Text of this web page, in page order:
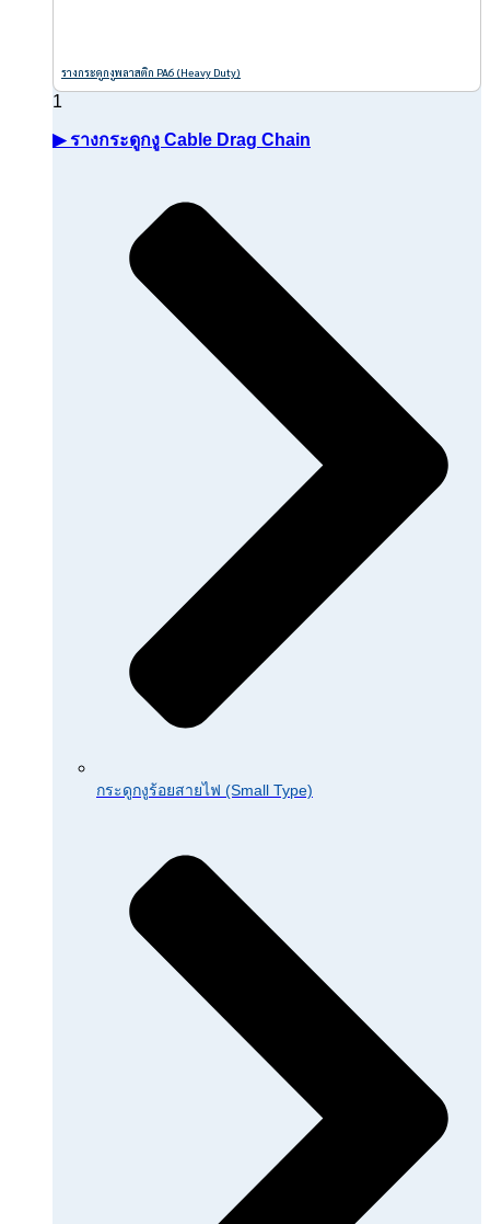
รางกระดูกงูพลาสติก PA6 (Heavy Duty)
▶ รางกระดูกงู Cable Drag Chain
กระดูกงูร้อยสายไฟ (Small Type)